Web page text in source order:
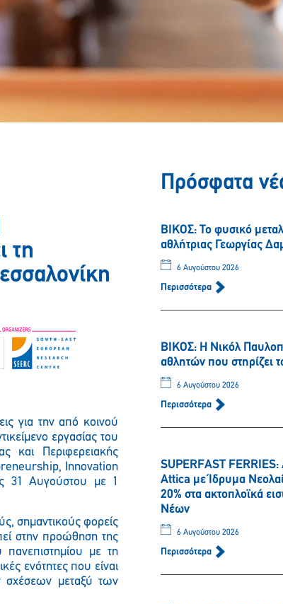
τη
για την από κοινού
εργασίας του
και Περιφερειακής
Innovation
31 Αυγούστου με 1
σημαντικούς φορείς
στην προώθηση της
με τη
ενότητες που είναι
σχέσεων μεταξύ των
Πρόσφατα
ΒΙΚΟΣ: Το φυσικό
αθλήτριας Γεωργίας
6 Αυγούστου 2026
Περισσότερα
ΒΙΚΟΣ: Η Νικόλ
αθλητών που στηρίζει
6 Αυγούστου 2026
Περισσότερα
SUPERFAST
Attica με Ίδρυμα
20% στα ακτοπλοϊκά
Νέων
6 Αυγούστου 2026
Περισσότερα